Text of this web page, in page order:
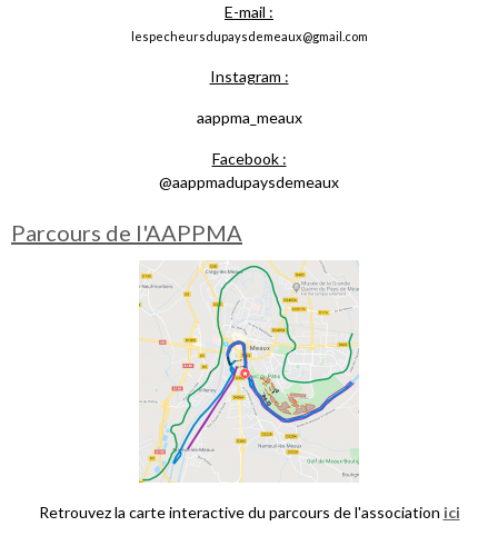
E-mail :
lespecheursdupaysdemeaux@gmail.com
Instagram :
aappma_meaux
Facebook :
@aappmadupaysdemeaux
Parcours de l'AAPPMA
Retrouvez la carte interactive du parcours de l'association ici